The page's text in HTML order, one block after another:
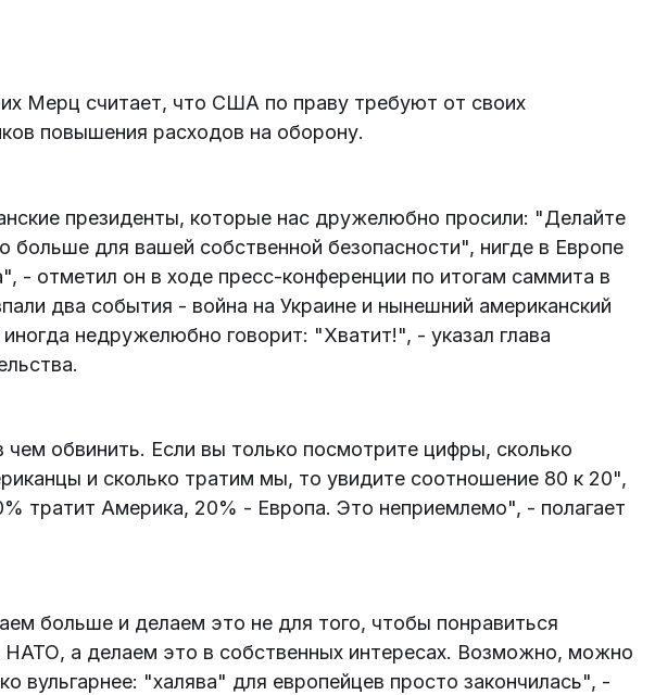
Мерц считает, что США по праву требуют от своих
повышения расходов на оборону.
президенты, которые нас дружелюбно просили: "Делайте
больше для вашей собственной безопасности", нигде в Европе
- отметил он в ходе пресс-конференции по итогам саммита в
два события - война на Украине и нынешний американский
недружелюбно говорит: "Хватит!", - указал глава
чем обвинить. Если вы только посмотрите цифры, сколько
и сколько тратим мы, то увидите соотношение 80 к 20",
тратит Америка, 20% - Европа. Это неприемлемо", - полагает
больше и делаем это не для того, чтобы понравиться
а делаем это в собственных интересах. Возможно, можно
вульгарнее: "халява" для европейцев просто закончилась", -